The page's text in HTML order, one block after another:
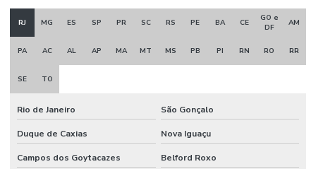
RJ MG ES SP PR SC RS PE BA CE
GO e
DF
AM
PA AC AL AP MA MT MS PB PI RN RO RR
SE TO
Rio de Janeiro São Gonçalo
Duque de Caxias Nova Iguaçu
Campos dos Goytacazes Belford Roxo